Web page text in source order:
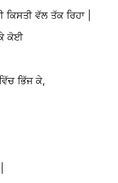
ਵੱਲ ਤੱਕ ਰਿਹਾ |
ਕੋਈ
ਭਿੱਜ ਕੇ,